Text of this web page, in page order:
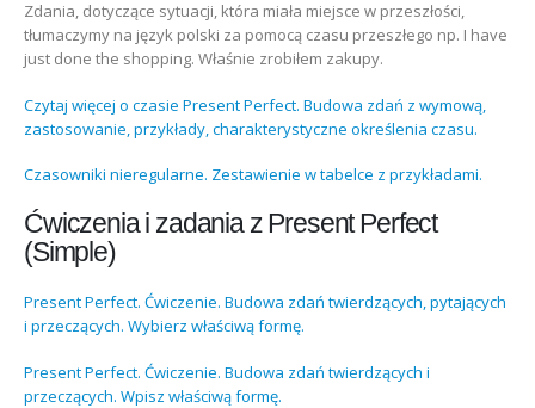
Zdania, dotyczące sytuacji, która miała miejsce w przeszłości,
tłumaczymy na język polski za pomocą czasu przeszłego np. I have
just done the shopping. Właśnie zrobiłem zakupy.
Czytaj więcej o czasie Present Perfect. Budowa zdań z wymową,
zastosowanie, przykłady, charakterystyczne określenia czasu.
Czasowniki nieregularne. Zestawienie w tabelce z przykładami.
Ćwiczenia i zadania z Present Perfect
(Simple)
Present Perfect. Ćwiczenie. Budowa zdań twierdzących, pytających
i przeczących. Wybierz właściwą formę.
Present Perfect. Ćwiczenie. Budowa zdań twierdzących i
przeczących. Wpisz właściwą formę.